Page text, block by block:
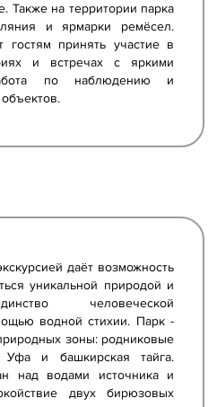
Также на территории парка
и ярмарки ремёсел.
гостям принять участие в
и встречах с яркими
по наблюдению и
даёт возможность
уникальной природой и
человеческой
водной стихии. Парк -
зоны: родниковые
и башкирская тайга.
над водами источника и
двух бирюзовых